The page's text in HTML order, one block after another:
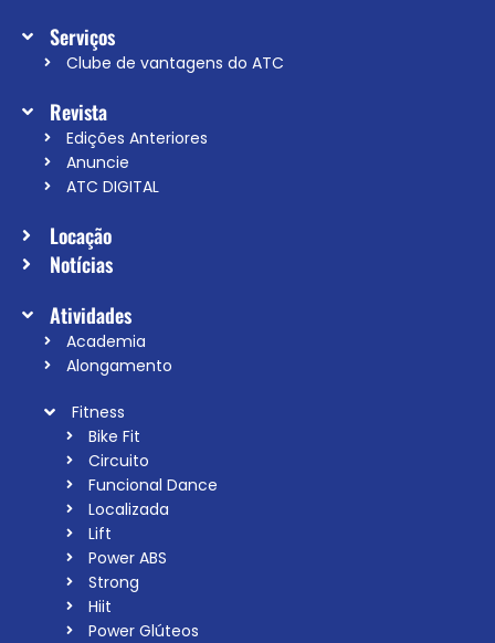
Serviços
Clube de vantagens do ATC
Revista
Edições Anteriores
Anuncie
ATC DIGITAL
Locação
Notícias
Atividades
Academia
Alongamento
Fitness
Bike Fit
Circuito
Funcional Dance
Localizada
Lift
Power ABS
Strong
Hiit
Power Glúteos